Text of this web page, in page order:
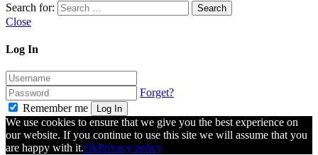
Search for:
Close
Log In
Forget?
Remember me
Log In
We use cookies to ensure that we give you the best experience on
our website. If you continue to use this site we will assume that you
are happy with it.OkPrivacy policy